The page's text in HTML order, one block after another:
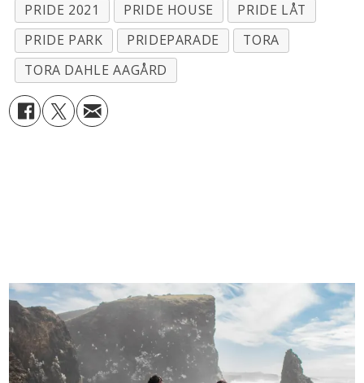
PRIDE 2021
PRIDE HOUSE
PRIDE LÅT
PRIDE PARK
PRIDEPARADE
TORA
TORA DAHLE AAGÅRD